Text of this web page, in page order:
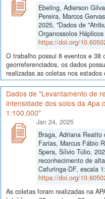
Ebeling, Adierson
Pereira, Marcos
2025, "Dados de
Organossolos
https://doi.org/
O trabalho possui 8 eventos e 38
georreferenciados, os dados
realizadas as coletas nos estados
Dados de "Levantamento de
intensidade dos solos da Apa
1:100.000"
Jan 24, 2025
Braga, Adriana
Farias, Marcus Fábio
Spera, Sílvio Túlio,
reconhecimento de
Cafuringa-DF, escala
https://doi.org/
As coletas foram realizadas na